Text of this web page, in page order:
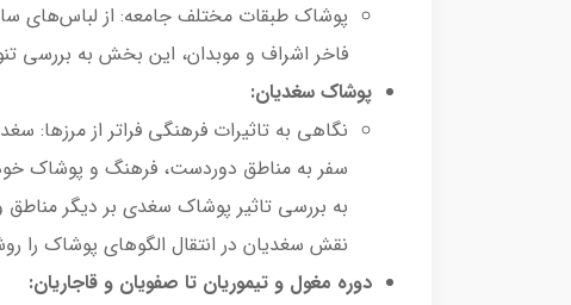
پوشاک طبقات مختلف جامعه: از لباس‌های
فاخر اشراف و موبدان، این بخش به بررسی
پوشاک سغدیان:
نگاهی به تاثیرات فرهنگی فراتر از مرزها:
سفر به مناطق دوردست، فرهنگ و پوشاک
به بررسی تاثیر پوشاک سغدی بر دیگر مناطق
نقش سغدیان در انتقال الگوهای پوشاک را
دوره مغول و تیموریان تا صفویان و قاجاریان: